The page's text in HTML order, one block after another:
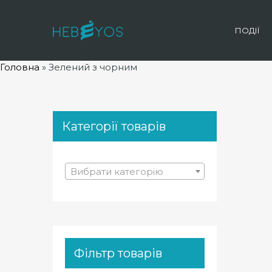
ПОДІЇ
Головна » Зелений з чорним
Категорії товарів
Вибрати категорію
Фільтр товарів